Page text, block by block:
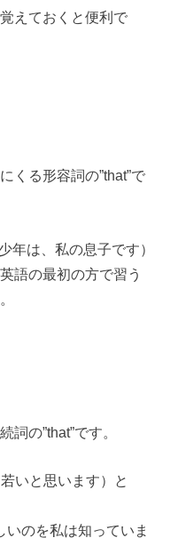
えておくと便利で
くる形容詞の”that”で
年は、私の息子です）
語の最初の方で習う
の”that”です。
いと思います）と
いのを私は知っていま